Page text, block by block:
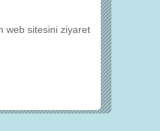
web sitesini ziyaret